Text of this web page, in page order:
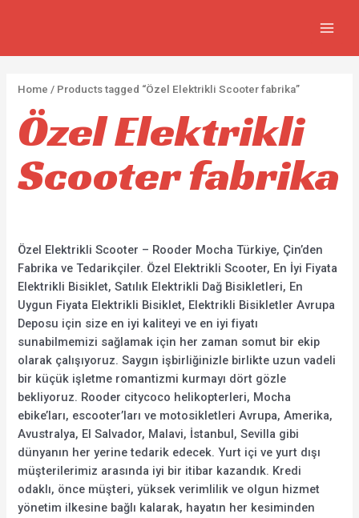
r
u
c
t
0
o
d
u
s
r
u
c
t
r
u
c
t
Home / Products tagged “Özel Elektrikli Scooter fabrika”
Özel Elektrikli
Scooter fabrika
Özel Elektrikli Scooter – Rooder Mocha Türkiye, Çin’den
Fabrika ve Tedarikçiler. Özel Elektrikli Scooter, En İyi Fiyata
Elektrikli Bisiklet, Satılık Elektrikli Dağ Bisikletleri, En
Uygun Fiyata Elektrikli Bisiklet, Elektrikli Bisikletler Avrupa
Deposu için size en iyi kaliteyi ve en iyi fiyatı
sunabilmemizi sağlamak için her zaman somut bir ekip
olarak çalışıyoruz. Saygın işbirliğinizle birlikte uzun vadeli
bir küçük işletme romantizmi kurmayı dört gözle
bekliyoruz. Rooder citycoco helikopterleri, Mocha
ebike’ları, escooter’ları ve motosikletleri Avrupa, Amerika,
Avustralya, El Salvador, Malavi, İstanbul, Sevilla gibi
dünyanın her yerine tedarik edecek. Yurt içi ve yurt dışı
müşterilerimiz arasında iyi bir itibar kazandık. Kredi
odaklı, önce müşteri, yüksek verimlilik ve olgun hizmet
yönetim ilkesine bağlı kalarak, hayatın her kesiminden